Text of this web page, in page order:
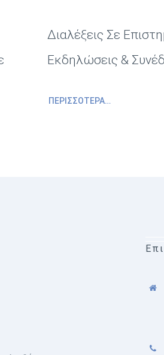
Διαλέξεις Σε
Εκδηλώσεις &
ΠΕΡΙΣΣΌΤΕΡΑ…